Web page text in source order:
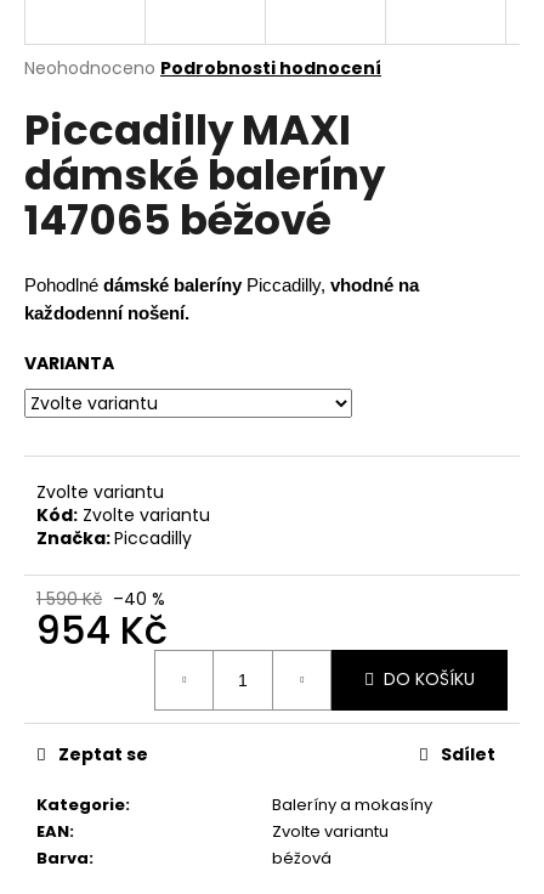
Průměrné
produktu
je
0,0
z
5
hvězdiček.
Neohodnoceno Podrobnosti hodnocení
Piccadilly MAXI
dámské baleríny
147065 béžové
Pohodlné dámské balerínyPiccadilly, vhodné na
každodenní nošení.
VARIANTA
Zvolte variantu
Kód: Zvolte variantu
Značka:Piccadilly
1 590 Kč –40 %
954 Kč
DO KOŠÍKU
Kategorie:
Baleríny a mokasíny
EAN:
Zvolte variantu
Barva: béžová
Zeptat se Sdílet
j
t
?
HLEDAT
D
o
o
u
č
u
m
PICCADILLY
DÁMSKÉ
SANDÁLY
566015-
ČERNÉ